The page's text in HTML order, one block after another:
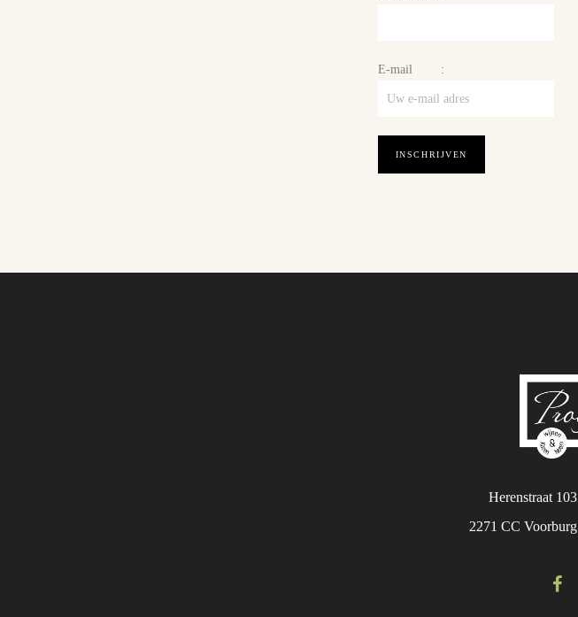
E-mail :
Herenstraat 103
2271 CC Voorburg